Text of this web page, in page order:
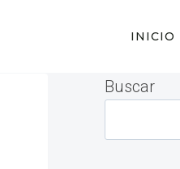
INICIO
Buscar